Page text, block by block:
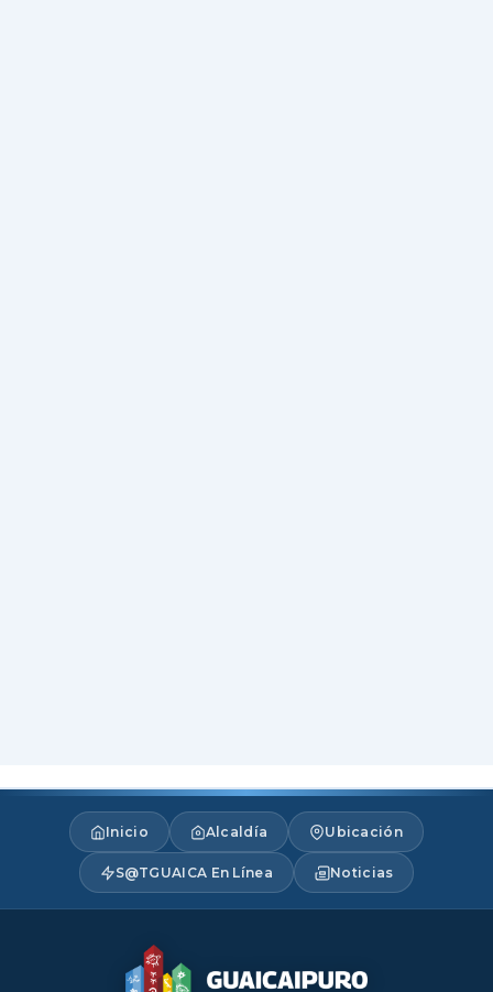
Inicio Alcaldía Ubicación
S@TGUAICA En Línea Noticias